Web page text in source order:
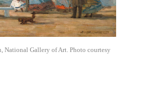
National Gallery of Art. Photo courtesy